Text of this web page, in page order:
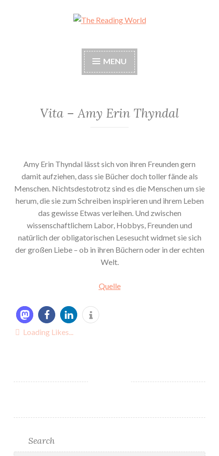
The Reading World
MENU
Vita – Amy Erin Thyndal
Amy Erin Thyndal lässt sich von ihren Freunden gern
damit aufziehen, dass sie Bücher doch toller fände als
Menschen. Nichtsdestotrotz sind es die Menschen um sie
herum, die sie zum Schreiben inspirieren und ihrem Leben
das gewisse Etwas verleihen. Und zwischen
wissenschaftlichem Labor, Hobbys, Freunden und
natürlich der obligatorischen Lesesucht widmet sie sich
der großen Liebe – ob in ihren Büchern oder in der echten
Welt.
Quelle
Loading Likes...
Search